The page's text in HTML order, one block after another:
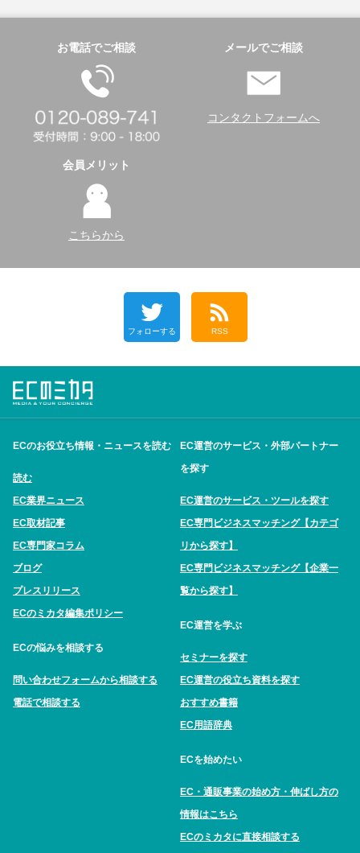
お電話でご相談 メールでご相談
コンタクトフォームへ
会員メリット
こちらから
フォローする RSS
ECのお役立ち情報・ニュースを読む
読む
EC業界ニュース
EC取材記事
EC専門家コラム
ブログ
プレスリリース
ECのミカタ編集ポリシー
ECの悩みを相談する
問い合わせフォームから相談する
電話で相談する
EC運営のサービス・外部パートナー
を探す
EC運営のサービス・ツールを探す
EC専門ビジネスマッチング【カテゴ
リから探す】
EC専門ビジネスマッチング【企業一
覧から探す】
EC運営を学ぶ
セミナーを探す
EC運営の役立ち資料を探す
おすすめ書籍
EC用語辞典
ECを始めたい
EC・通販事業の始め方・伸ばし方の
情報はこちら
ECのミカタに直接相談する